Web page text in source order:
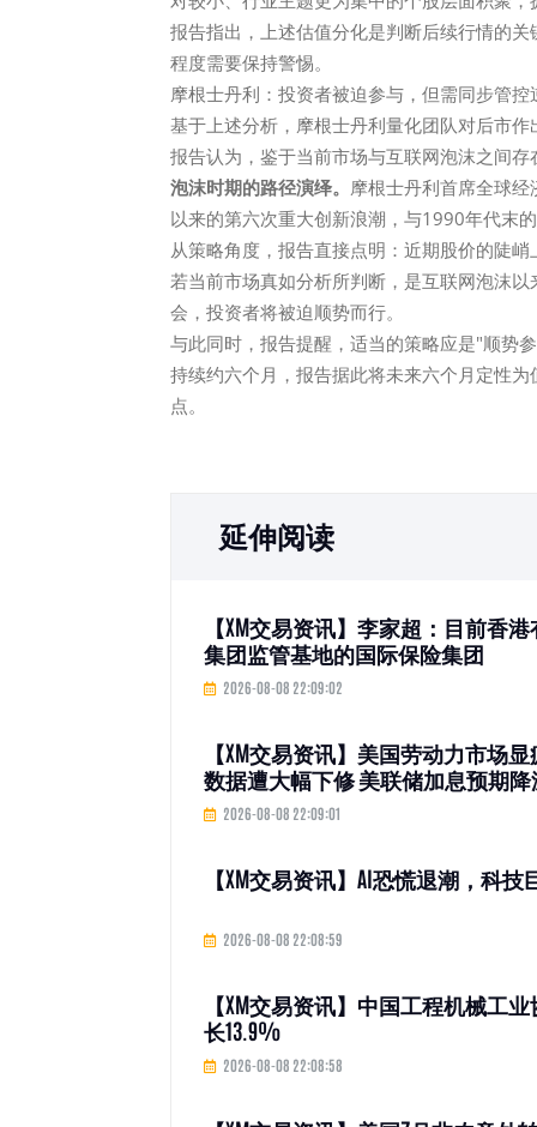
报告指出，上述估值分化是判断后续行情的
程度需要保持警惕。
摩根士丹利：投资者被迫参与，但需同步管控
基于上述分析，摩根士丹利量化团队对后市
报告认为，鉴于当前市场与互联网泡沫之间存
泡沫时期的路径演绎。 摩根士丹利首席全球
以来的第六次重大创新浪潮，与1990年代末
从策略角度，报告直接点明：近期股价的陡
若当前市场真如分析所判断，是互联网泡沫
会，投资者将被迫顺势而行。
与此同时，报告提醒，适当的策略应是"顺势
持续约六个月，报告据此将未来六个月定性
点。
延伸阅读
【XM交易资讯】李家超：目前香
集团监管基地的国际保险集团
2026-08-08 22:09:02
【XM交易资讯】美国劳动力市场
数据遭大幅下修 美联储加息预期降
2026-08-08 22:09:01
【XM交易资讯】AI恐慌退潮，科
2026-08-08 22:08:59
【XM交易资讯】中国工程机械工
长13.9%
2026-08-08 22:08:58